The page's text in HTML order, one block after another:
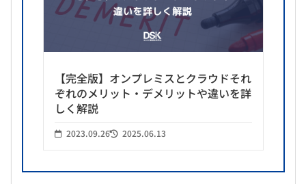
【完全版】オンプレミスとクラウドそれ
ぞれのメリット・デメリットや違いを詳
しく解説
2023.09.26 2025.06.13